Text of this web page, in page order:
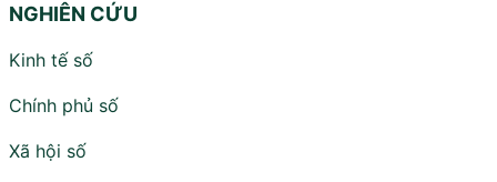
NGHIÊN CỨU
Kinh tế số
Chính phủ số
Xã hội số